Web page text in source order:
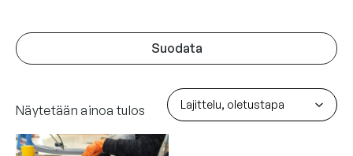
Suodata
Näytetään ainoa tulos